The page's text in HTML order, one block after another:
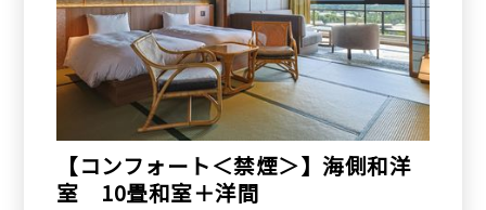
【コンフォート＜禁煙＞】海側和洋
室 10畳和室＋洋間